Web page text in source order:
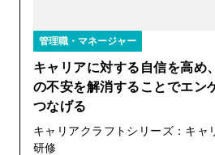
管理職・マネージャー
キャリアに対する自信を高め
の不安を解消することでエン
つなげる
キャリアクラフトシリーズ：キャ
研修